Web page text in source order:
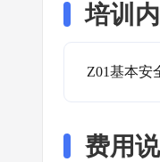
培训
Z01基本安
费用